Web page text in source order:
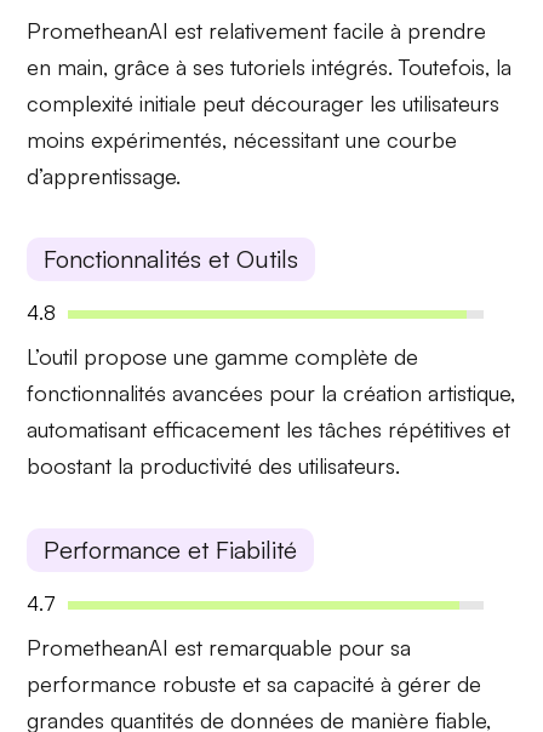
PrometheanAI est relativementfacile à prendre
en main, grâce à ses tutoriels intégrés. Toutefois, la
complexité initiale peut décourager les utilisateurs
moins expérimentés, nécessitant une courbe
d’apprentissage.
Fonctionnalités et Outils
4.8
L’outil propose unegamme complète de
fonctionnalités avancées pour la création artistique,
automatisant efficacement les tâches répétitives et
boostant la productivité des utilisateurs.
Performance et Fiabilité
4.7
PrometheanAI est remarquable pour sa
performance robuste et sa capacité à gérer de
grandes quantités de données de manière fiable,